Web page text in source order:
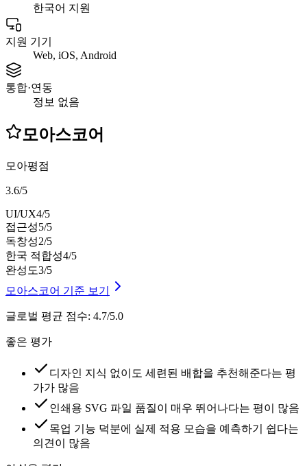
한국어 지원
지원 기기
Web, iOS, Android
통합·연동
정보 없음
모아스코어
모아평점
3.6/5
UI/UX4/5
접근성5/5
독창성2/5
한국 적합성4/5
완성도3/5
모아스코어 기준 보기
글로벌 평균 점수: 4.7/5.0
좋은 평가
디자인 지식 없이도 세련된 배합을 추천해준다는 평
가가 많음
인쇄용 SVG 파일 품질이 매우 뛰어나다는 평이 많음
목업 기능 덕분에 실제 적용 모습을 예측하기 쉽다는
의견이 많음